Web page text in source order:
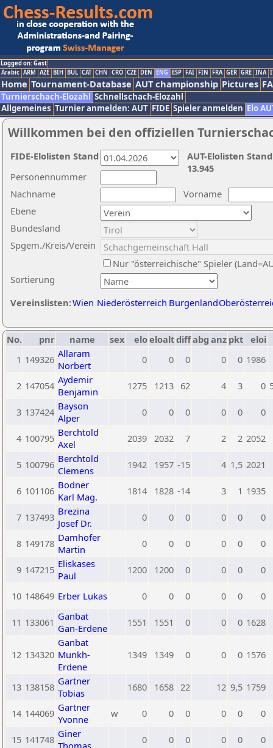
Logged on: Gast
Arabic ARM AZE BIH BUL CAT CHN CRO CZE DEN ENG ESP FAI FIN FRA GER GRE INA
Home Tournament-Database AUT championship Pictures
Turnierschach-Elozahl Schnellschach-Elozahl
Allgemeines Turnier anmelden: AUT FIDE Spieler anmelden Elo
Willkommen bei den offiziellen
Nachname
Vorname
Ebene
Sortierung
Personennummer
Bundesland
Spgem./Kreis/Verein
Nur "österreichische" Spieler
Vereinslisten:Wien Niederösterreich Burgenland
AUT-Elolisten
13.945
FIDE-Elolisten Stand
No. pnr name sex eloeloaltdiffabg anz pkt eloi
1 149326 Allaram
Norbert
0 0 0 0 0 1986
2 147054 Aydemir
Benjamin
1275 1213 62 4 3 0
3 137424 Bayson
Alper
0 0 0 0 0 0
4 100795 Berchtold
Axel
2039 2032 7 2 2 2052
5 100796 Berchtold
Clemens
1942 1957 -15 4 1,5 2021
6 101106 Bodner
Karl Mag.
1814 1828 -14 3 1 1935
7 137493 Brezina
Josef Dr.
0 0 0 0 0 0
8 149178 Damhofer
Martin
0 0 0 0 0 0
9 147215 Eliskases
Paul
1200 1200 0 0 0 0
10 148649 Erber Lukas 0 0 0 0 0 0
11 133061 Ganbat
Gan-Erdene
1551 1551 0 0 0 1628
12 134320
Ganbat
Munkh-
Erdene
1349 1349 0 0 0 1576
13 138158 Gartner
Tobias
1680 1658 22 12 9,5 1759
14 144069 Gartner
Yvonne
w 0 0 0 0 0 0
15 141748 Giner
Thomas
0 0 0 0 0 0